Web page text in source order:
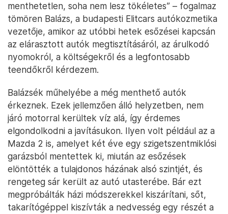
menthetetlen, soha nem lesz tökéletes” – fogalmaz
tömören Balázs, a budapesti Elitcars autókozmetika
vezetője, amikor az utóbbi hetek esőzései kapcsán
az elárasztott autók megtisztításáról, az árulkodó
nyomokról, a költségekről és a legfontosabb
teendőkről kérdezem.
Balázsék műhelyébe a még menthető autók
érkeznek. Ezek jellemzően álló helyzetben, nem
járó motorral kerültek víz alá, így érdemes
elgondolkodni a javításukon. Ilyen volt például az a
Mazda 2 is, amelyet két éve egy szigetszentmiklósi
garázsból mentettek ki, miután az esőzések
elöntötték a tulajdonos házának alsó szintjét, és
rengeteg sár került az autó utasterébe. Bár ezt
megpróbálták házi módszerekkel kiszárítani, sőt,
takarítógéppel kiszívták a nedvesség egy részét a